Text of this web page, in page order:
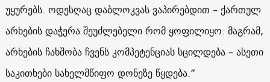
უყურებს. ოდესღაც დაბლოკვას ვაპირებდით – ქართულ
არხების დაჭერა შეუძლებელი რომ ყოფილიყო. მაგრამ,
არხების ჩახშობა ჩვენს კომპეტენციას სცილდება – ასეთი
საკითხები სახელმწიფო დონეზე წყდება.”